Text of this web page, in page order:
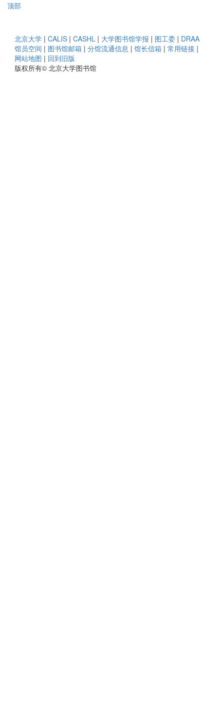
顶部
北京大学 | CALIS | CASHL | 大学图书馆学报 | 图工委 | DRAA
馆员空间 | 图书馆邮箱 | 分馆流通信息 | 馆长信箱 | 常用链接 |
网站地图 | 回到旧版
版权所有© 北京大学图书馆